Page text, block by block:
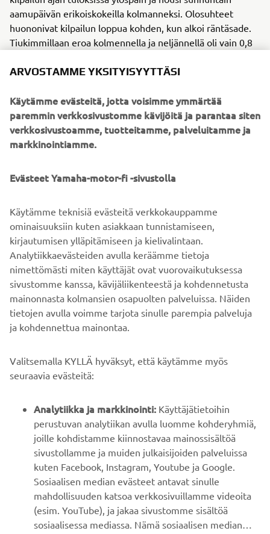
aamupäivän erikoiskokeilla kolmanneksi. Olosuhteet
huononivat kilpailun loppua kohden, kun alkoi räntäsade.
Tiukimmillaan eroa kolmennella ja neljännellä oli vain 0,8
kolmossija kirjattiin Yamaha-kuljettajalle 12 sekunnin
odotusten ja fiilis on mahtava! Molempina aamuina ajo oli
vähän kankeaa enkä päässyt parhaaseen vauhtiin, mutta
fiilis alkoi löytymään aina päivän edetessä. Kisa
kolmospaikasta oli todella tiukkaa koko päivän.”
metsästys jatkuu seuraavaksi toukokuun lopulla.
YAMAHAN OFFROAD-PYÖRÄT
YRITYS
B2B
ASIAKASTUKI
UUTISKIRJE
Ole ensimmäinen, joka kuulee uusimmista tarjouksista,
erikoistapahtumista, uusista julkaisuista ja paljon muuta...
ARVOSTAMME YKSITYISYYTTÄSI
paremmin verkkosivustomme kävijöitä ja parantaa siten
verkkosivustoamme, tuotteitamme, palveluitamme ja
markkinointiamme.
Evästeet Yamaha-motor-fi -sivustolla
ominaisuuksiin kuten asiakkaan tunnistamiseen,
kirjautumisen ylläpitämiseen ja kielivalintaan.
Analytiikkaevästeiden avulla keräämme tietoja
nimettömästi miten käyttäjät ovat vuorovaikutuksessa
sivustomme kanssa, kävijäliikenteestä ja kohdennetusta
mainonnasta kolmansien osapuolten palveluissa. Näiden
tietojen avulla voimme tarjota sinulle parempia palveluja
ja kohdennettua mainontaa.
Valitsemalla KYLLÄ hyväksyt, että käytämme myös
seuraavia evästeitä:
Analytiikka ja markkinointi:
perustuvan analytiikan avulla luomme kohderyhmiä,
joille kohdistamme kiinnostavaa mainossisältöä
sivustollamme ja muiden julkaisijoiden palveluissa
kuten Facebook, Instagram, Youtube ja Google.
Sosiaalisen median evästeet antavat sinulle
mahdollisuuden katsoa verkkosivuillamme videoita
(esim. YouTube), ja jakaa sivustomme sisältöä
sosiaalisessa mediassa. Nämä sosiaalisen median